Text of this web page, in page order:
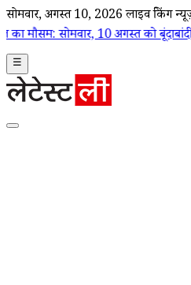
सोमवार, अगस्त 10, 2026 लाइव ब्रेकिंग
10 अगस्त को बूंदाबांदी का दौर रहेगा
☰